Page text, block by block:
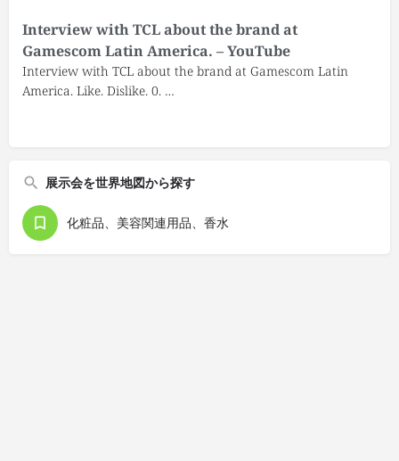
Interview with TCL about the brand at
Gamescom Latin America. – YouTube
Interview with TCL about the brand at Gamescom Latin
America. Like. Dislike. 0. …
展示会を世界地図から探す
化粧品、美容関連用品、香水